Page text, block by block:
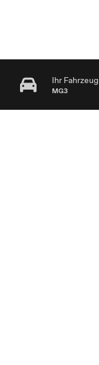
Ihr Fahrzeug
MG3